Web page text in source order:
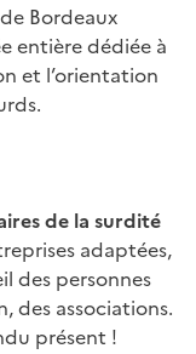
Bordeaux
entière dédiée à
et l’orientation
de la surdité
adaptées,
des personnes
des associations.
présent !